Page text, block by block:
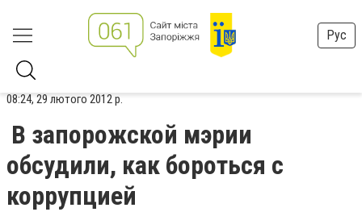
Рус
08:24, 29 лютого 2012 р.
В запорожской мэрии
обсудили, как бороться с
коррупцией